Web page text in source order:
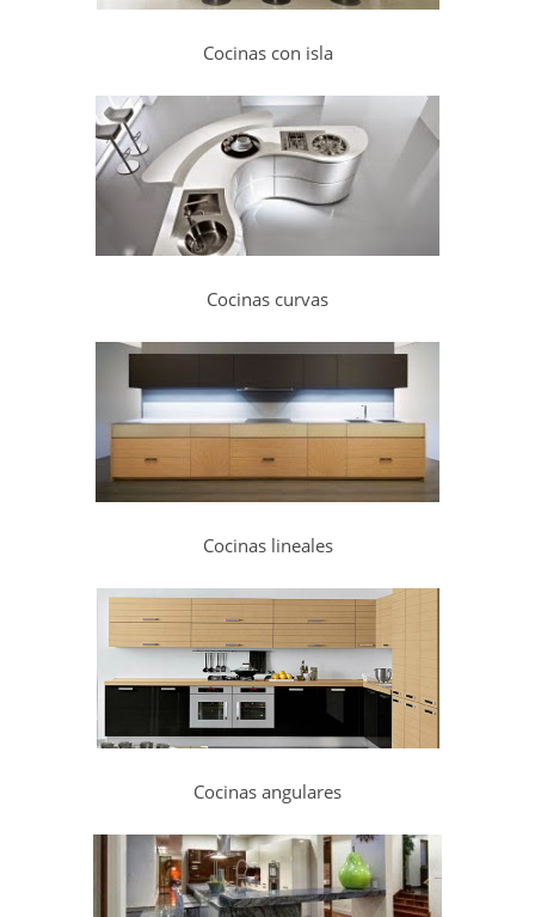
Cocinas con isla
Cocinas curvas
Cocinas lineales
Cocinas angulares